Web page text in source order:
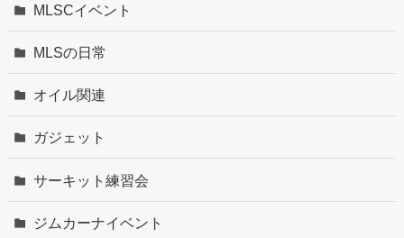
MLSCイベント
MLSの日常
オイル関連
ガジェット
サーキット練習会
ジムカーナイベント